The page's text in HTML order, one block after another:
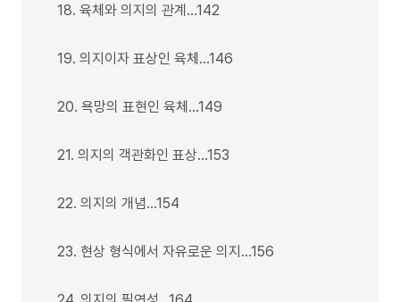
18. 육체와 의지의 관계…142
19. 의지이자 표상인 육체…146
20. 욕망의 표현인 육체…149
21. 의지의 객관화인 표상…153
22. 의지의 개념…154
23. 현상 형식에서 자유로운 의지…156